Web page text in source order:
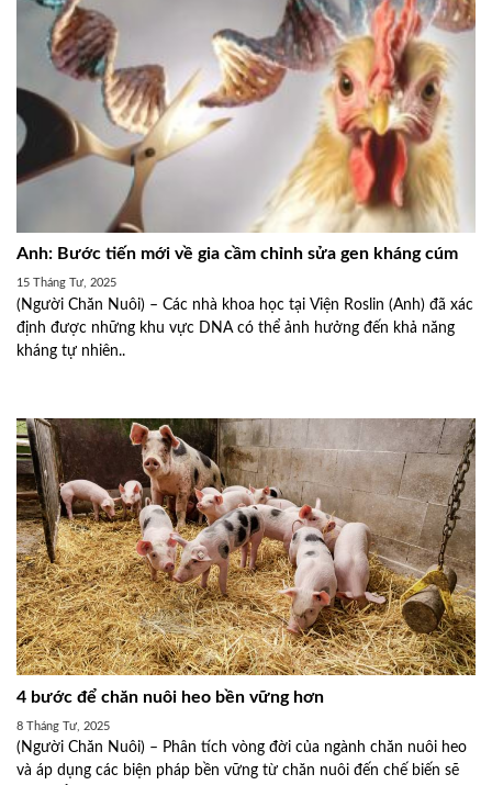
Anh: Bước tiến mới về gia cầm chỉnh sửa gen kháng cúm
15 Tháng Tư, 2025
(Người Chăn Nuôi) – Các nhà khoa học tại Viện Roslin (Anh) đã xác
định được những khu vực DNA có thể ảnh hưởng đến khả năng
kháng tự nhiên..
4 bước để chăn nuôi heo bền vững hơn
8 Tháng Tư, 2025
(Người Chăn Nuôi) – Phân tích vòng đời của ngành chăn nuôi heo
và áp dụng các biện pháp bền vững từ chăn nuôi đến chế biến sẽ